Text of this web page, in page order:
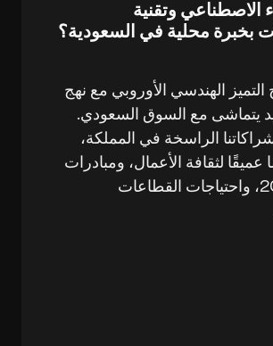
الاصطناعي وتقنية
بخبرة محلية في السعودية؟
التميز الهندسي الأوروبي مع نهج
يتماشى مع السوق السعودي.
الراسخة في المملكة،
عميقًا لثقافة الأعمال، ومبادرات
رؤية 2030، واحتياجات القطاعات